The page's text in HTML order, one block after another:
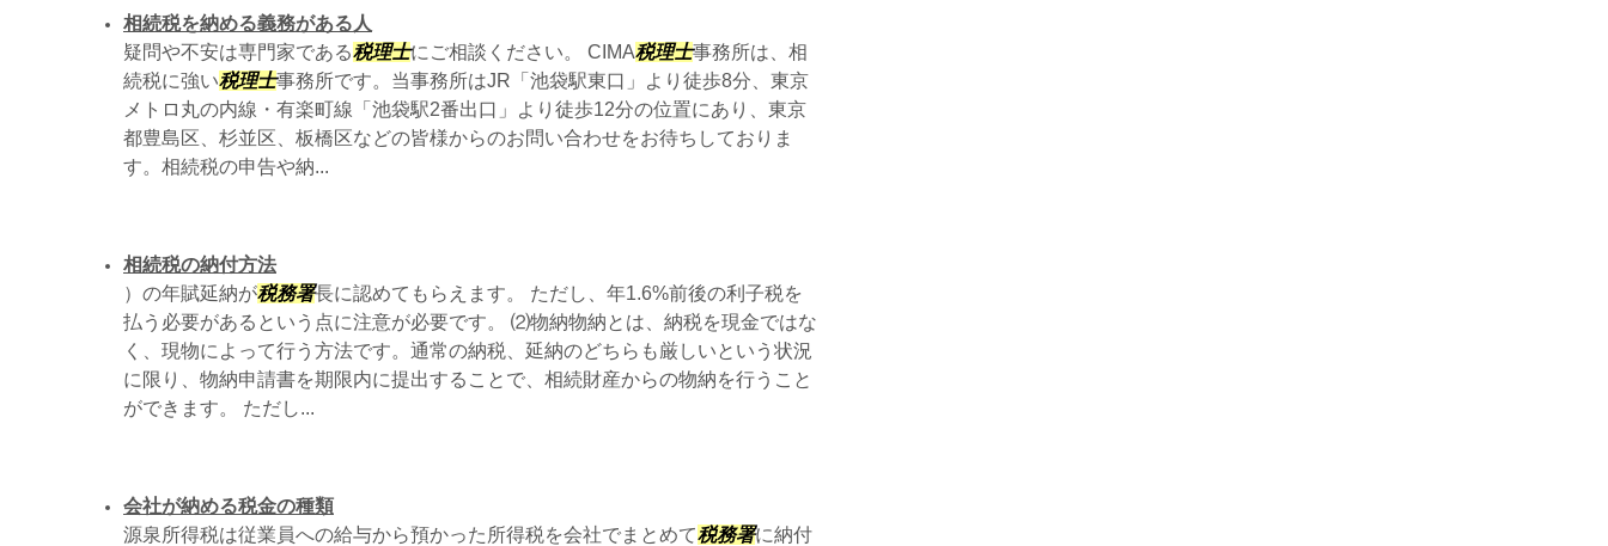
相続税を納める義務がある人
疑問や不安は専門家である税理士にご相談ください。 CIMA税理士事務所は、相
続税に強い税理士事務所です。当事務所はJR「池袋駅東口」より徒歩8分、東京
メトロ丸の内線・有楽町線「池袋駅2番出口」より徒歩12分の位置にあり、東京
都豊島区、杉並区、板橋区などの皆様からのお問い合わせをお待ちしておりま
す。相続税の申告や納...
相続税の納付方法
）の年賦延納が税務署長に認めてもらえます。 ただし、年1.6%前後の利子税を
払う必要があるという点に注意が必要です。 ⑵物納物納とは、納税を現金ではな
く、現物によって行う方法です。通常の納税、延納のどちらも厳しいという状況
に限り、物納申請書を期限内に提出することで、相続財産からの物納を行うこと
ができます。 ただし...
会社が納める税金の種類
源泉所得税は従業員への給与から預かった所得税を会社でまとめて税務署に納付